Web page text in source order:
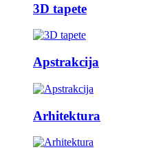
3D tapete
Apstrakcija
Arhitektura